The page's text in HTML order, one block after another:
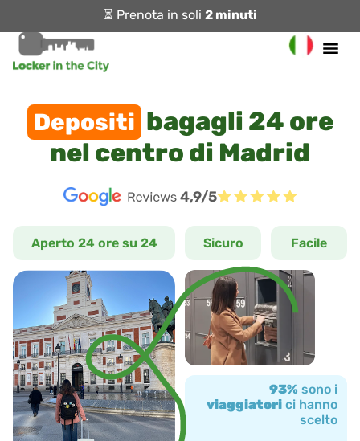
⏳ Prenota in soli 2 minuti
Depositi bagagli 24 ore
nel centro di Madrid
4,9/5
93% sono i
viaggiatori ci hanno
scelto
Sicuro Facile
Aperto 24 ore su 24